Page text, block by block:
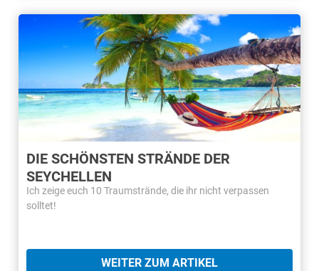
DIE SCHÖNSTEN STRÄNDE DER
SEYCHELLEN
Ich zeige euch 10 Traumstrände, die ihr nicht verpassen
solltet!
WEITER ZUM ARTIKEL